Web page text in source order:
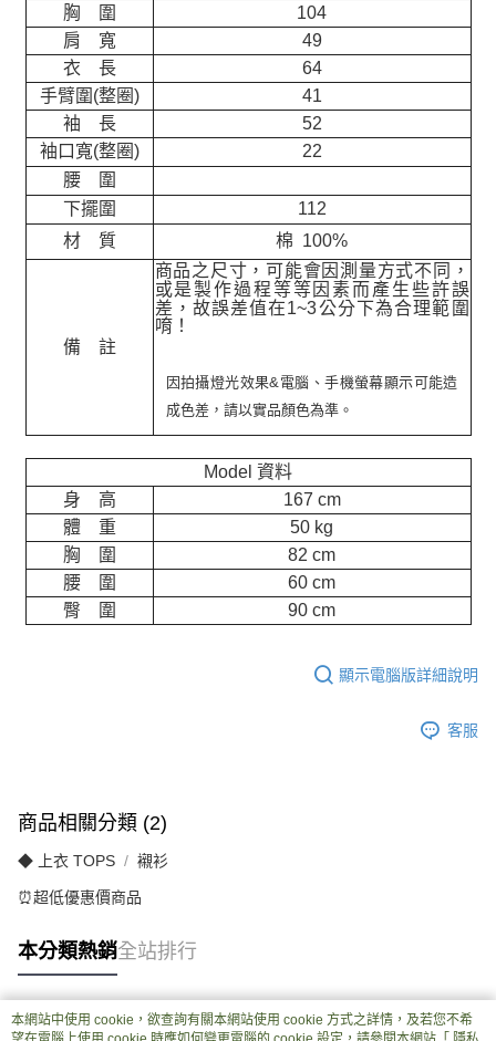
胸 圍
104
肩 寬
49
衣 長
64
手臂圍(整圈)
41
袖 長
52
袖口寬(整圈)
22
腰 圍
下擺圍
112
材 質
棉 100%
備 註
商品之尺寸，可能會因測量方式不同，
或是製作過程等等因素而產生些許誤
差，故誤差值在1~3公分下為合理範圍
唷！
因拍攝燈光效果&電腦、手機螢幕顯示可能造
成色差，請以實品顏色為準。
Model 資料
身 高
167 cm
體 重
50 kg
胸 圍
82 cm
腰 圍
60 cm
臀 圍
90 cm
顯示電腦版詳細說明
客服
商品相關分類 (2)
◆ 上衣 TOPS 襯衫
⏰超低優惠價商品
本分類熱銷全站排行
熱門標籤
本網站中使用 cookie，欲查詢有關本網站使用 cookie 方式之詳情，及若您不希